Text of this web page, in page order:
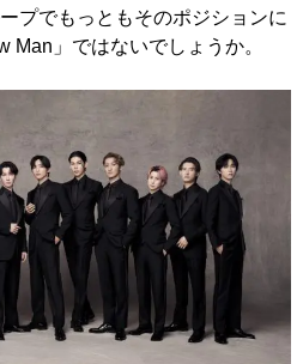
プでもっともそのポジションに
Man」ではないでしょうか。